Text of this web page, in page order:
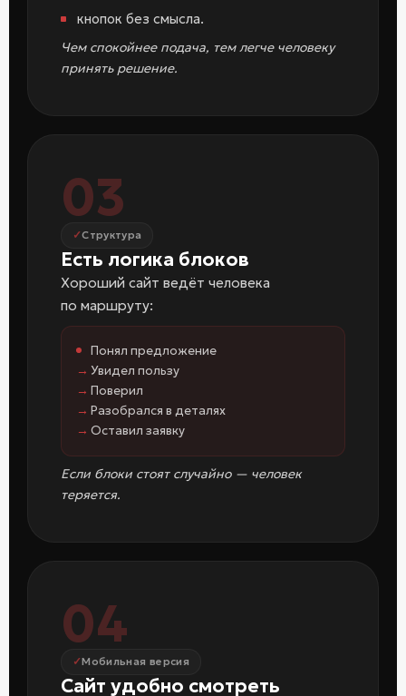
кнопок без смысла.
Чем спокойнее подача, тем легче человеку
принять решение.
03
Структура
Есть логика блоков
Хороший сайт ведёт человека
по маршруту:
Понял предложение
Увидел пользу
Поверил
Разобрался в деталях
Оставил заявку
Если блоки стоят случайно — человек
теряется.
04
Мобильная версия
Сайт удобно смотреть